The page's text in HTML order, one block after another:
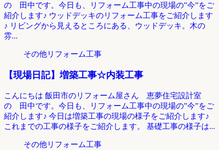
の 田中です。今日も、リフォーム工事中の現場の”今”をご
紹介します♪ ウッドデッキのリフォーム工事をご紹介します
♪ リビングから見えるところにある、ウッドデッキ。木の
雰...
その他リフォーム工事
【現場日記】増築工事☆内装工事
こんにちは 飯田市のリフォーム屋さん 恵夢住宅設計室
の 田中です。今日も、リフォーム工事中の現場の”今”をご
紹介します♪ 今日は増築工事の現場の様子をご紹介します♪
これまでの工事の様子をご紹介します。 基礎工事の様子は...
その他リフォーム工事